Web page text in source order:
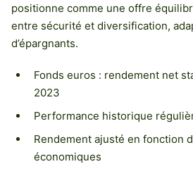
positionne comme une offre
entre sécurité et diversification,
d’épargnants.
Fonds euros : rendement net
2023
Performance historique
Rendement ajusté en fonction
économiques